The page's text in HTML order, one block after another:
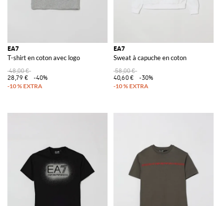
EA7
T-shirt en coton avec logo
48,00 €
28,79 €
-40%
EA7
Sweat à capuche en coton
58,00 €
40,60 €
-30%